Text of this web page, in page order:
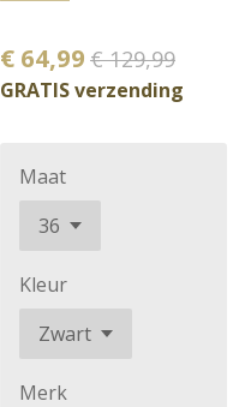
€ 64,99 € 129,99
GRATIS verzending
Maat
Kleur
Merk